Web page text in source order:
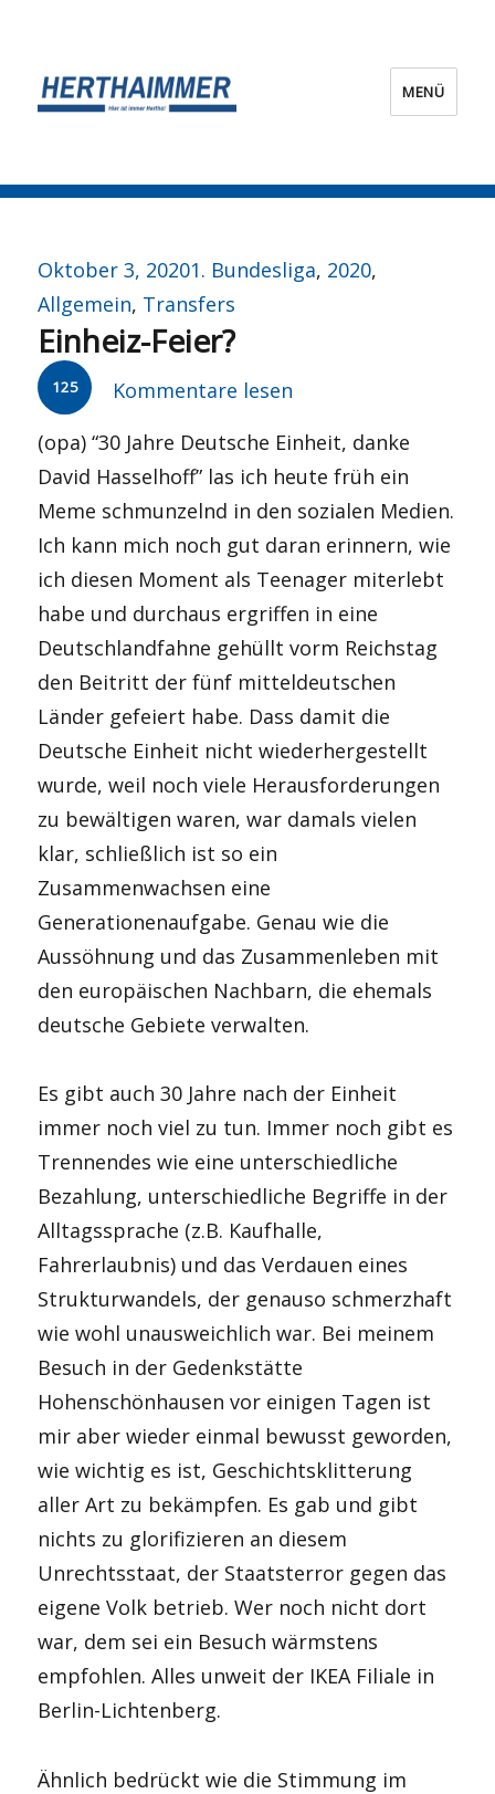
MENÜ
Veröffentlicht
am
Oktober 3, 2020Kategorien
1. Bundesliga, 2020,
Allgemein, Transfers
Einheiz-Feier?
125
Kommentare lesen
(opa) “30 Jahre Deutsche Einheit, danke
David Hasselhoff” las ich heute früh ein
Meme schmunzelnd in den sozialen Medien.
Ich kann mich noch gut daran erinnern, wie
ich diesen Moment als Teenager miterlebt
habe und durchaus ergriffen in eine
Deutschlandfahne gehüllt vorm Reichstag
den Beitritt der fünf mitteldeutschen
Länder gefeiert habe. Dass damit die
Deutsche Einheit nicht wiederhergestellt
wurde, weil noch viele Herausforderungen
zu bewältigen waren, war damals vielen
klar, schließlich ist so ein
Zusammenwachsen eine
Generationenaufgabe. Genau wie die
Aussöhnung und das Zusammenleben mit
den europäischen Nachbarn, die ehemals
deutsche Gebiete verwalten.
Es gibt auch 30 Jahre nach der Einheit
immer noch viel zu tun. Immer noch gibt es
Trennendes wie eine unterschiedliche
Bezahlung, unterschiedliche Begriffe in der
Alltagssprache (z.B. Kaufhalle,
Fahrerlaubnis) und das Verdauen eines
Strukturwandels, der genauso schmerzhaft
wie wohl unausweichlich war. Bei meinem
Besuch in der Gedenkstätte
Hohenschönhausen vor einigen Tagen ist
mir aber wieder einmal bewusst geworden,
wie wichtig es ist, Geschichtsklitterung
aller Art zu bekämpfen. Es gab und gibt
nichts zu glorifizieren an diesem
Unrechtsstaat, der Staatsterror gegen das
eigene Volk betrieb. Wer noch nicht dort
war, dem sei ein Besuch wärmstens
empfohlen. Alles unweit der IKEA Filiale in
Berlin-Lichtenberg.
Ähnlich bedrückt wie die Stimmung im